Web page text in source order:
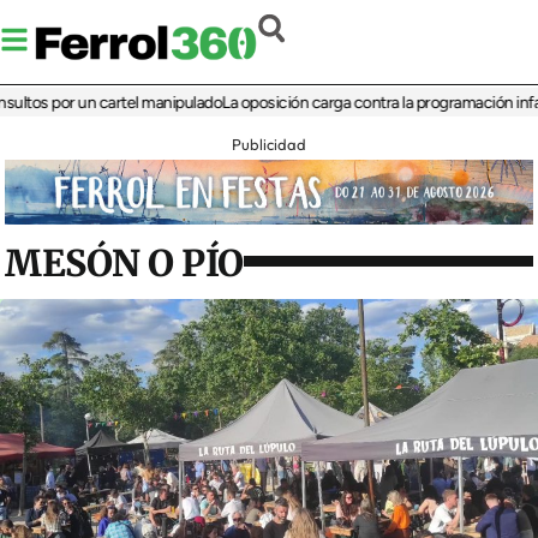
por un cartel manipuladoLa oposición carga contra la programación infantil
Publicidad
MESÓN O PÍO